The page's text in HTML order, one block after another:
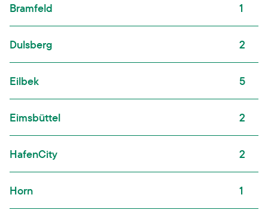
Bramfeld 1
Dulsberg 2
Eilbek 5
Eimsbüttel 2
HafenCity 2
Horn 1